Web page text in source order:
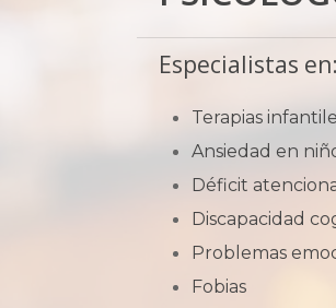
Especialistas en:
Terapias
Ansiedad en
Déficit
Discapacidad
Problemas
Fobias